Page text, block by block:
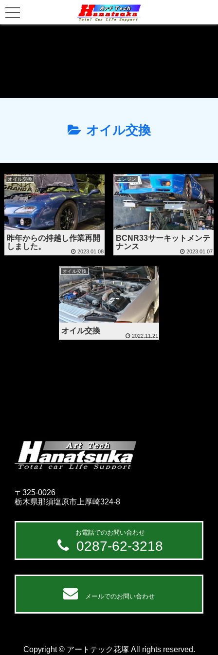
オイル交換
オイル交換
昨年からの持越し作業再開
しました。
2023.01.08
エンジン
BCNR33サーキットメンテ
ナンス
2023.01.07
オイル交換
オイル交換
2022.11.21
〒325-0026
栃木県那須塩原市上厚崎324-8
お電話でのお問い合わせ
0287-62-3218
メールでのお問い合わせ
Copyright © アートテック花塚 All rights reserved.